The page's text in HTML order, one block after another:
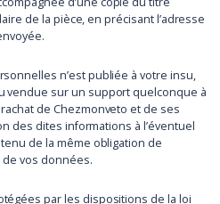
de la pièce, en précisant l’adresse
n’est publiée à votre insu,
vendue sur un support quelconque à
de Chezmonveto et de ses
des dites informations à l’éventuel
de la même obligation de
vos données.
par les dispositions de la loi